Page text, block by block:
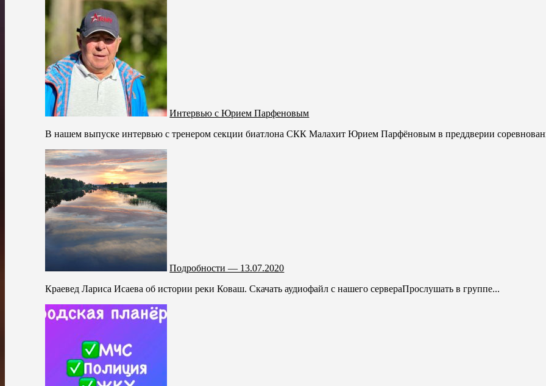
Интервью с Юрием Парфеновым
В нашем выпуске интервью с тренером секции биатлона СКК Малахит Юрием Парфёновым в преддверии
Подробности — 13.07.2020
Краевед Лариса Исаева об истории реки Коваш. Скачать аудиофайл с нашего сервераПрослушать в группе...